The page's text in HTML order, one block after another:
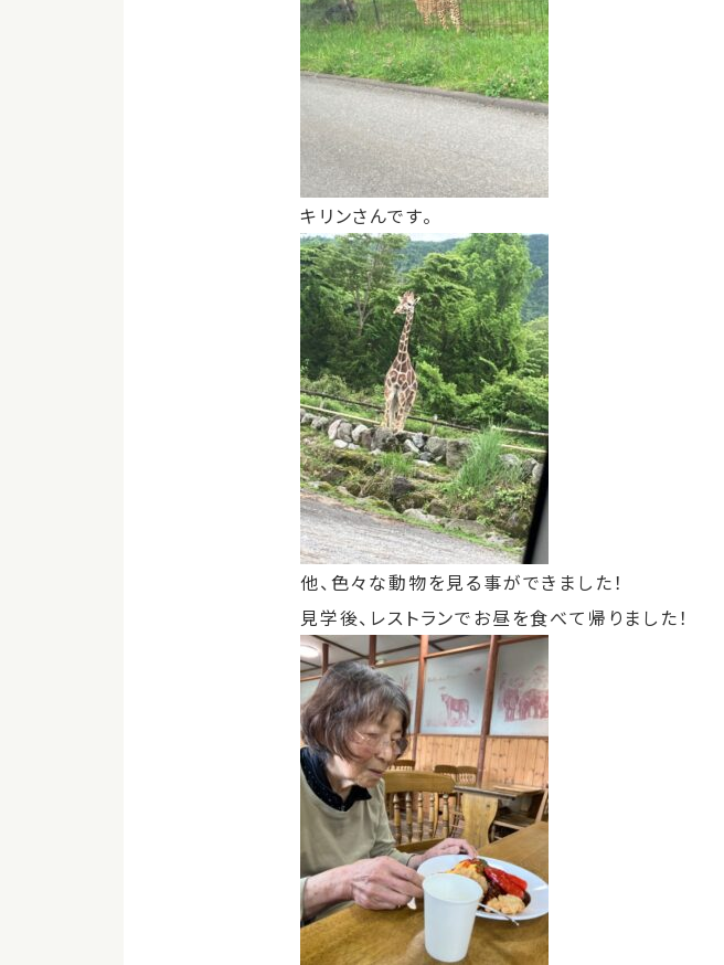
キリンさんです。
他、色々な動物を見る事ができました！
見学後、レストランでお昼を食べて帰りました！